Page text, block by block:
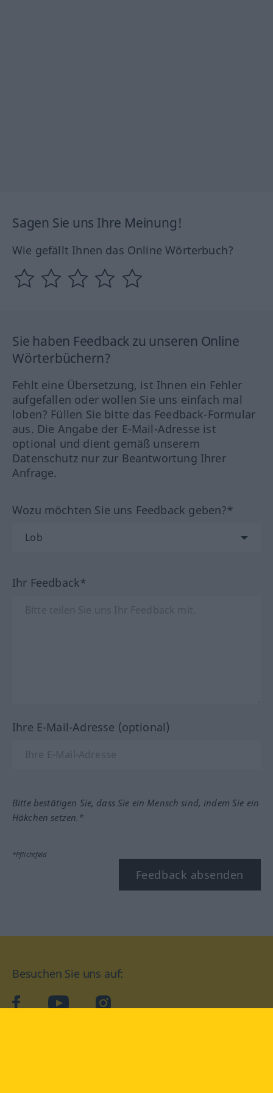
Sagen Sie uns Ihre Meinung!
Wie gefällt Ihnen das Online Wörterbuch?
Sie haben Feedback zu unseren Online
Wörterbüchern?
Fehlt eine Übersetzung, ist Ihnen ein Fehler
aufgefallen oder wollen Sie uns einfach mal
loben? Füllen Sie bitte das Feedback-Formular
aus. Die Angabe der E-Mail-Adresse ist
optional und dient gemäß unserem
Datenschutz nur zur Beantwortung Ihrer
Anfrage.
Wozu möchten Sie uns Feedback geben?*
Ihr Feedback*
Ihre E-Mail-Adresse (optional)
Bitte bestätigen Sie, dass Sie ein Mensch sind, indem Sie ein
Häkchen setzen.*
*Pflichtfeld
Feedback absenden
Besuchen Sie uns auf:
facebookYouTube Instagram